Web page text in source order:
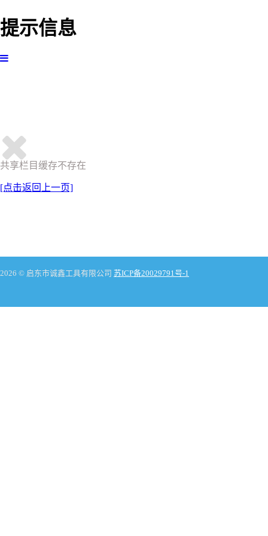
提示信息
共享栏目缓存不存在
[点击返回上一页]
2026 © 启东市诚鑫工具有限公司 苏ICP备20029791号-1